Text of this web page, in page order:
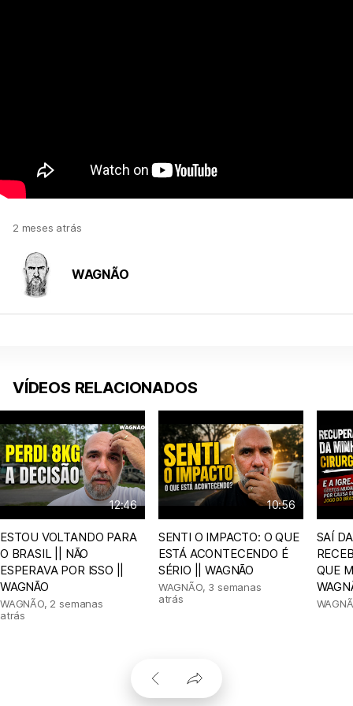
2 meses atrás
WAGNÃO
VÍDEOS RELACIONADOS
12:46
ESTOU VOLTANDO PARA
O BRASIL || NÃO
ESPERAVA POR ISSO ||
WAGNÃO
WAGNÃO, 2 semanas
atrás
10:56
SENTI O IMPACTO: O QUE
ESTÁ ACONTECENDO É
SÉRIO || WAGNÃO
WAGNÃO, 3 semanas
atrás
SAÍ
QUE